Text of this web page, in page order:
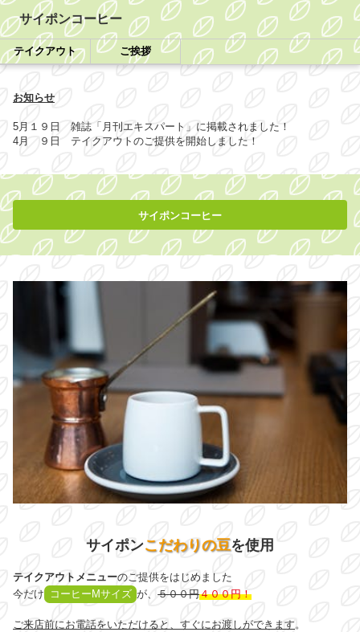
サイポンコーヒー
テイクアウト ご挨拶
お知らせ
5月１９日 雑誌「月刊エキスパート」に掲載されました！
4月 ９日 テイクアウトのご提供を開始しました！
サイポンコ ーヒー
サイポンこだわりの豆を使用
テイクアウトメニューのご提供をはじめました
今だけ
コーヒーMサイズ が、５００円４００円！
ご来店前にお電話をいただけると、すぐにお渡しができます。